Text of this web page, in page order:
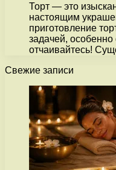
Торт — это
настоящим
приготовление
задачей,
отчаивайтесь!
Свежие записи